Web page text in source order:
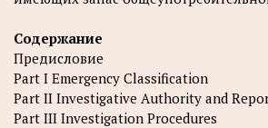
Содержание
Предисловие
Part I Emergency Classification
Part II Investigative Authority and
Part III Investigation Procedures